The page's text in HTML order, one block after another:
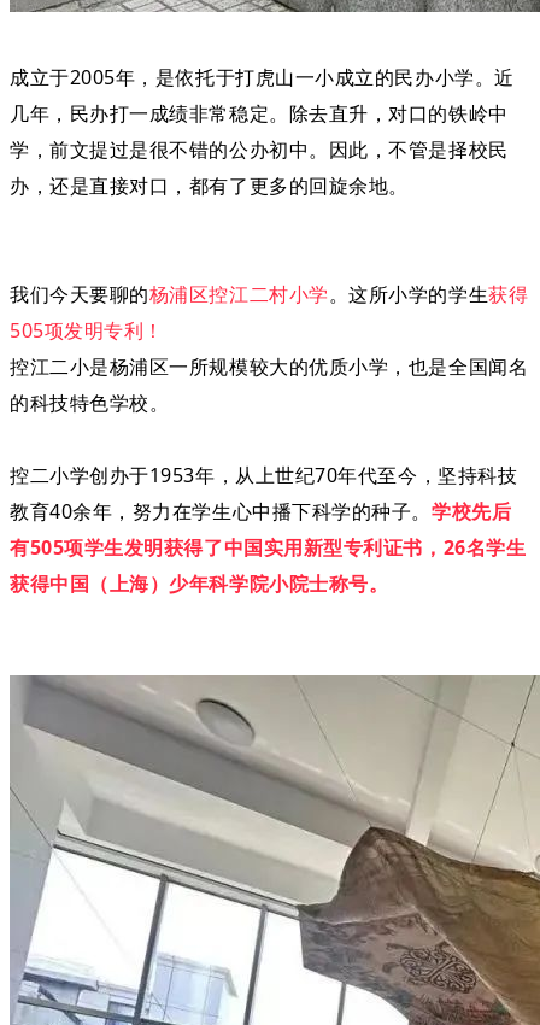
成立于2005年，是依托于打虎山一小成立的民办小学。近
几年，民办打一成绩非常稳定。除去直升，对口的铁岭中
学，前文提过是很不错的公办初中。因此，不管是择校民
办，还是直接对口，都有了更多的回旋余地。
我们今天要聊的杨浦区控江二村小学。这所小学的学生获得
505项发明专利！
控江二小是杨浦区一所规模较大的优质小学，也是全国闻名
的科技特色学校。
控二小学创办于1953年，从上世纪70年代至今，坚持科技
教育40余年，努力在学生心中播下科学的种子。 学校先后
有505项学生发明获得了中国实用新型专利证书，26名学生
获得中国（上海）少年科学院小院士称号。